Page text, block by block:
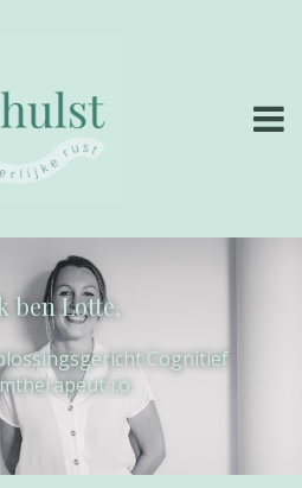
ben Lotte,
Cognitief
i.o.